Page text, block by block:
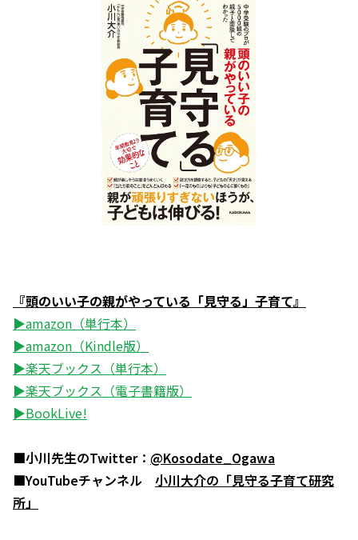
『頭のいい子の親がやっている「見守る」子育て』
▶amazon（単行本）
▶amazon（Kindle版）
▶楽天ブックス（単行本）
▶楽天ブックス（電子書籍版）
▶BookLive!
■小川先生のTwitter： @Kosodate_Ogawa
■YouTubeチャンネル 小川大介の「見守る子育て研究
所」